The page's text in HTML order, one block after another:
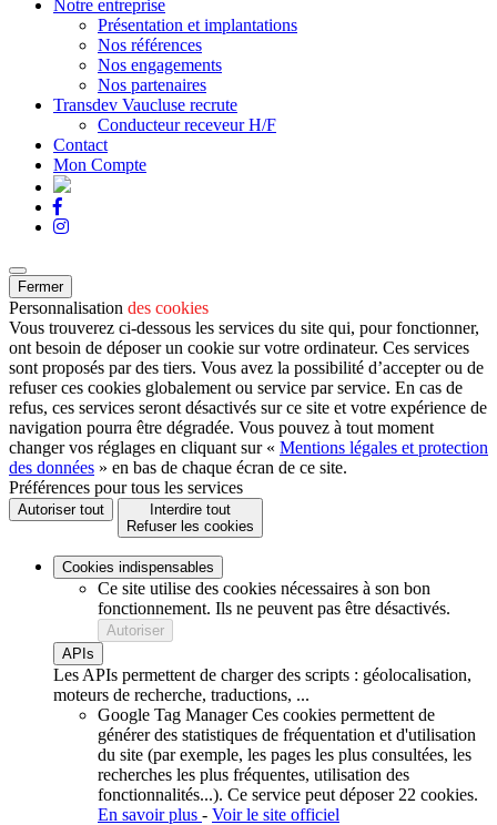
Notre entreprise
Présentation et implantations
Nos références
Nos engagements
Nos partenaires
Transdev Vaucluse recrute
Conducteur receveur H/F
Contact
Mon Compte
Fermer
Personnalisation des cookies
Vous trouverez ci-dessous les services du site qui, pour fonctionner,
ont besoin de déposer un cookie sur votre ordinateur. Ces services
sont proposés par des tiers. Vous avez la possibilité d’accepter ou de
refuser ces cookies globalement ou service par service. En cas de
refus, ces services seront désactivés sur ce site et votre expérience de
navigation pourra être dégradée. Vous pouvez à tout moment
changer vos réglages en cliquant sur « Mentions légales et protection
des données » en bas de chaque écran de ce site.
Préférences pour tous les services
Autoriser tout
Interdire tout
Refuser les cookies
Cookies indispensables
Ce site utilise des cookies nécessaires à son bon
fonctionnement. Ils ne peuvent pas être désactivés.
Autoriser
APIs
Les APIs permettent de charger des scripts : géolocalisation,
moteurs de recherche, traductions, ...
Google Tag Manager Ces cookies permettent de
générer des statistiques de fréquentation et d'utilisation
du site (par exemple, les pages les plus consultées, les
recherches les plus fréquentes, utilisation des
fonctionnalités...). Ce service peut déposer 22 cookies.
En savoir plus - Voir le site officiel